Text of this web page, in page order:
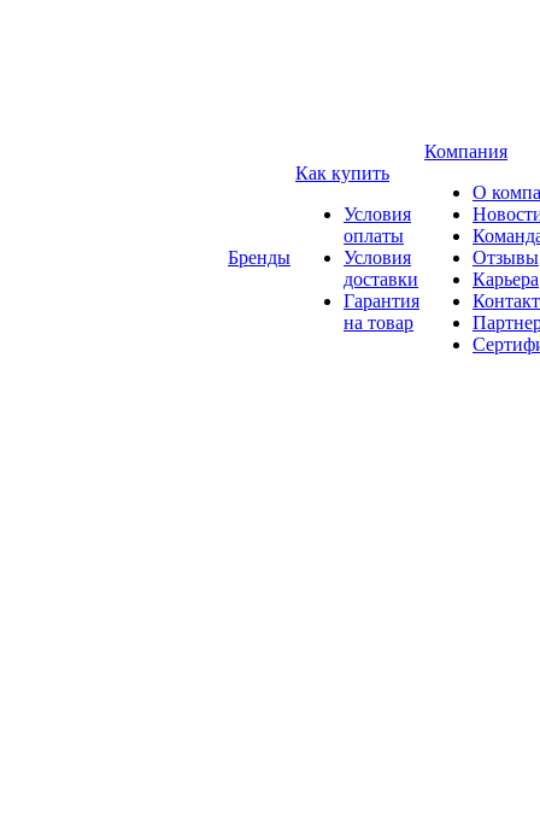
Бренды
Как купить
Условия
оплаты
Условия
доставки
Гарантия
на товар
Компания
О
Отзывы
Карьера